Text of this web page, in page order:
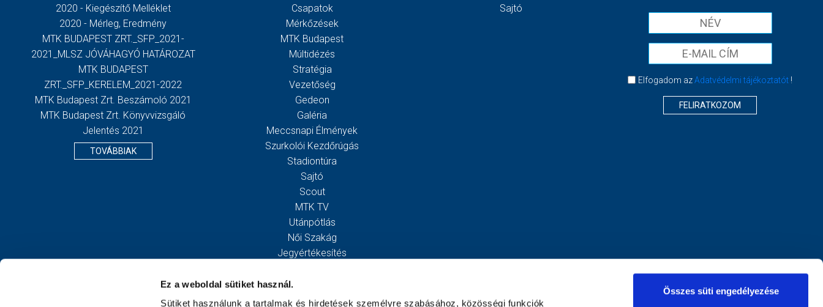
Ez a weboldal sütiket használ.
Sütiket használunk a tartalmak és hirdetések személyre szabásához, közösségi funkciók
Összes süti engedélyezése
2020 - Kiegészítő Melléklet
2020 - Mérleg, Eredmény
MTK BUDAPEST ZRT._SFP_2021-
2021_MLSZ JÓVÁHAGYÓ HATÁROZAT
MTK BUDAPEST
ZRT._SFP_KERELEM_2021-2022
MTK Budapest Zrt. Beszámoló 2021
MTK Budapest Zrt. Könyvvizsgáló
Jelentés 2021
TOVÁBBIAK
Csapatok
Mérkőzések
MTK Budapest
Múltidézés
Stratégia
Vezetőség
Gedeon
Galéria
Meccsnapi Élmények
Szurkolói Kezdőrúgás
Stadiontúra
Sajtó
Scout
MTK TV
Utánpótlás
Női Szakág
Jegyértékesítés
Egyesület
Sajtó
Elfogadom azAdatvédelmi tájékoztatót !
FELIRATKOZOM